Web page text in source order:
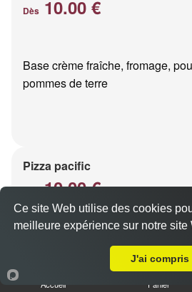
Dès 10.00 €
Base crème fraîche, fromage,
pommes de terre
Pizza pacific
Dès10.00 €
Base crème fraîche, fromage,
Accueil Panier
Ce site Web utilise des cookies
meilleure expérience sur notre site
J'ai compris